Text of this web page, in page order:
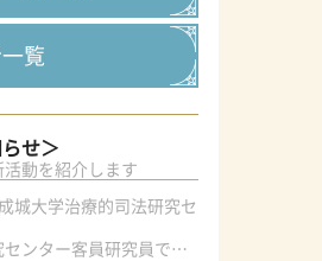
覧
せ＞
動を紹介します
成城大学治療的司法研究セ
治療的司法研究センター客員研究員で元・弁護士の菅原直美氏の論文が公刊されました